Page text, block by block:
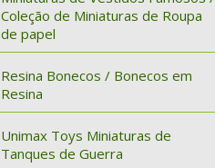
Coleção de Miniaturas de Roupa
de papel
Resina Bonecos / Bonecos em
Resina
Unimax Toys Miniaturas de
Tanques de Guerra